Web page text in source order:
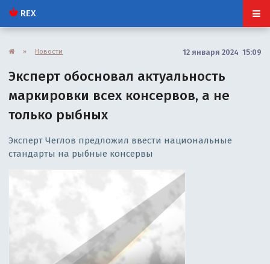
REX
» Новости 12 января 2024 15:09
Эксперт обосновал актуальность
маркировки всех консервов, а не
только рыбных
Эксперт Чеглов предложил ввести национальные
стандарты на рыбные консервы